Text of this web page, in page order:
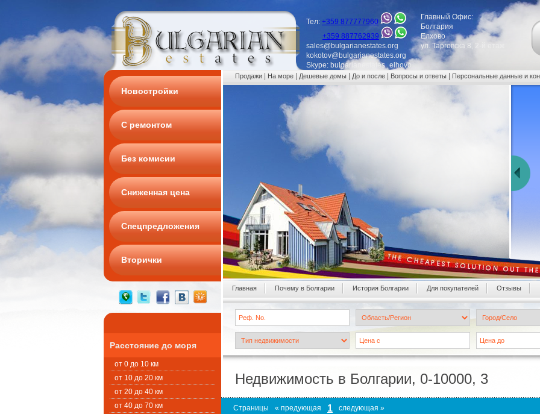
Тел: +359 877777960
+359 887762939
sales@bulgarianestates.org
kokotov@bulgarianestates.org
Skype: bulgarianestates_elhovo
Главный Офис:
Болгария
Елхово
ул. Тарговска 8, 2-й етаж
Новостройки
С ремонтом
Без комисии
Сниженная цена
Спецпредложения
Вторички
Расстояние до моря
от 0 до 10 км
от 10 до 20 км
от 20 до 40 км
от 40 до 70 км
Продажи На море Дешевые домы До и после Вопросы и ответы Персональные данные и
Главная Почему в Болгарии История Болгарии Для покупателей Oтзывы
Недвижимость в Болгарии, 0-10000, 3
Страницы « предующая 1 следующая »